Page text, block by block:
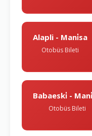
Alapli - Mani̇sa
Otobüs Bileti
Babaeski̇ -
Otobüs Bileti